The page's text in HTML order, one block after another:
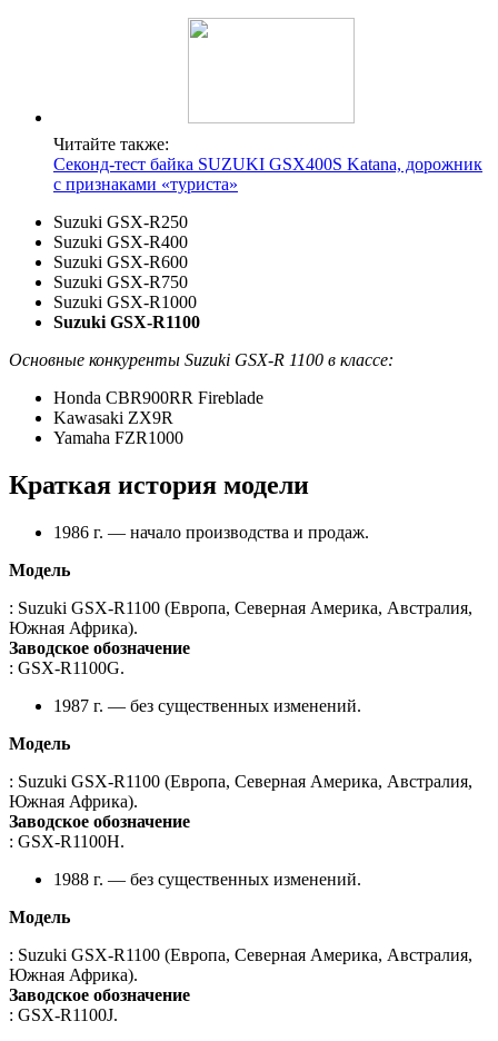
Читайте также:
Секонд-тест байка SUZUKI GSX400S Katana, дорожник
с признаками «туриста»
Suzuki GSX-R250
Suzuki GSX-R400
Suzuki GSX-R600
Suzuki GSX-R750
Suzuki GSX-R1000
Suzuki GSX-R1100
Основные конкуренты Suzuki GSX-R 1100 в классе:
Honda CBR900RR Fireblade
Kawasaki ZX9R
Yamaha FZR1000
Краткая история модели
1986 г. — начало производства и продаж.
Модель
: Suzuki GSX-R1100 (Европа, Северная Америка, Австралия,
Южная Африка).
Заводское обозначение
: GSX-R1100G.
1987 г. — без существенных изменений.
Модель
: Suzuki GSX-R1100 (Европа, Северная Америка, Австралия,
Южная Африка).
Заводское обозначение
: GSX-R1100H.
1988 г. — без существенных изменений.
Модель
: Suzuki GSX-R1100 (Европа, Северная Америка, Австралия,
Южная Африка).
Заводское обозначение
: GSX-R1100J.